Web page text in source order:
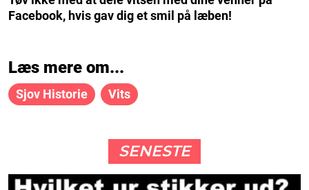
Facebook, hvis gav dig et smil på læben!
Læs mere om...
Sjov Historie Vits
SENESTE